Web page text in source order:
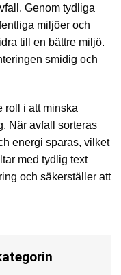
Genom tydliga
miljöer och
till en bättre miljö.
smidig och
roll i att minska
När avfall sorteras
energi sparas, vilket
med tydlig text
och säkerställer att